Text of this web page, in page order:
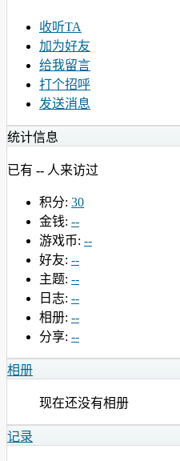
收听TA
加为好友
给我留言
打个招呼
发送消息
统计信息
已有 -- 人来访过
积分: 30
金钱: --
游戏币: --
好友: --
主题: --
日志: --
相册: --
分享: --
相册
现在还没有相册
记录